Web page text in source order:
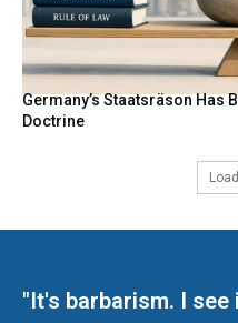
Germany’s Staatsräson Has
Doctrine
"It's barbarism. I